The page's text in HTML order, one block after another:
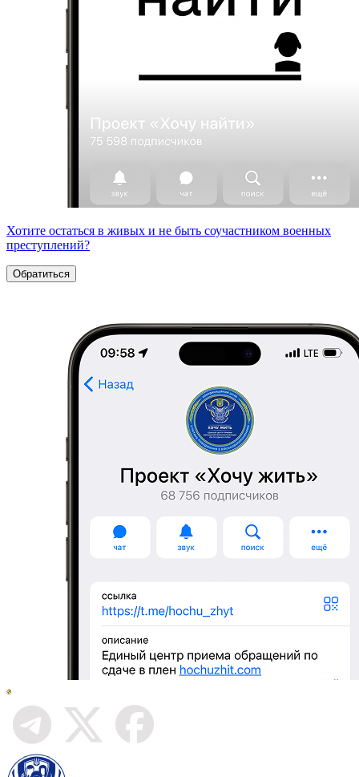
Хотите остаться в живых и не быть соучастником военных
преступлений?
Обратиться